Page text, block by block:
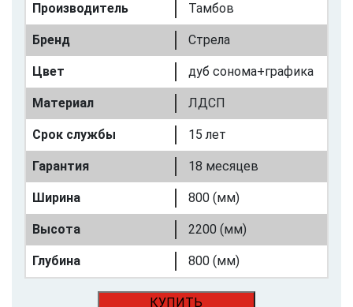
Производитель Тамбов
Бренд Стрела
Цвет дуб сонома+графика
Материал ЛДСП
Срок службы 15 лет
Гарантия 18 месяцев
Ширина 800 (мм)
Высота 2200 (мм)
Глубина 800 (мм)
КУПИТЬ